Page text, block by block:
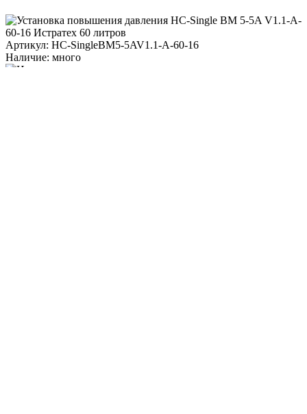
Артикул: HC-SingleBM5-5AV1.1-A-60-16
Наличие: много